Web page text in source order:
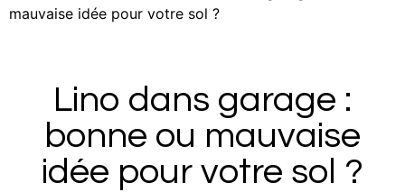
mauvaise idée pour votre sol ?
Lino dans garage :
bonne ou mauvaise
idée pour votre sol ?